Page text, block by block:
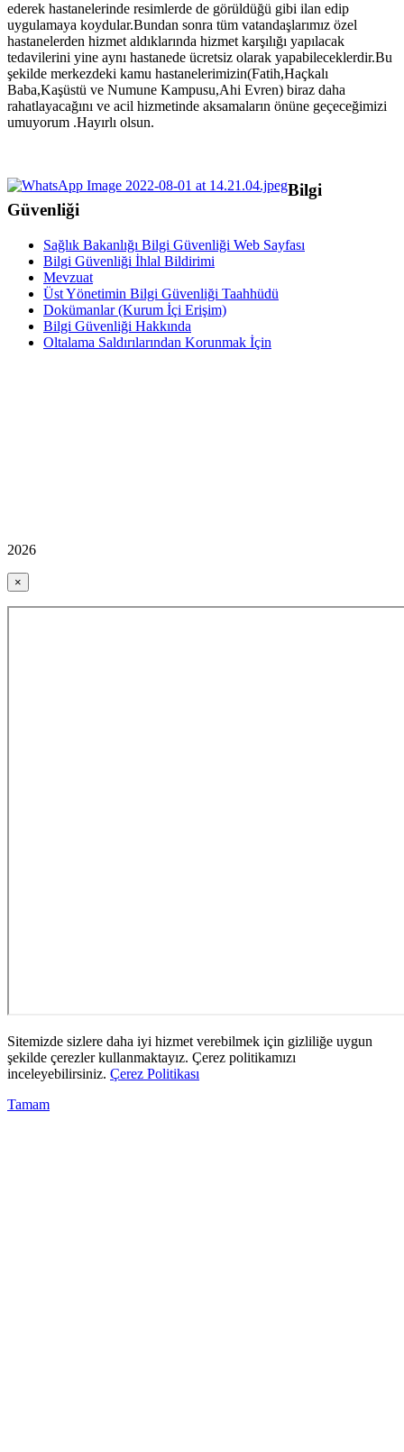
ederek hastanelerinde resimlerde de görüldüğü gibi ilan edip
uygulamaya koydular.Bundan sonra tüm vatandaşlarımız özel
hastanelerden hizmet aldıklarında hizmet karşılığı yapılacak
tedavilerini yine aynı hastanede ücretsiz olarak yapabileceklerdir.Bu
şekilde merkezdeki kamu hastanelerimizin(Fatih,Haçkalı
Baba,Kaşüstü ve Numune Kampusu,Ahi Evren) biraz daha
rahatlayacağını ve acil hizmetinde aksamaların önüne geçeceğimizi
umuyorum .Hayırlı olsun.
Bilgi
Güvenliği
Sağlık Bakanlığı Bilgi Güvenliği Web Sayfası
Bilgi Güvenliği İhlal Bildirimi
Mevzuat
Üst Yönetimin Bilgi Güvenliği Taahhüdü
Dokümanlar (Kurum İçi Erişim)
Bilgi Güvenliği Hakkında
Oltalama Saldırılarından Korunmak İçin
2026
×
Sitemizde sizlere daha iyi hizmet verebilmek için gizliliğe uygun
şekilde çerezler kullanmaktayız. Çerez politikamızı
inceleyebilirsiniz. Çerez Politikası
Tamam